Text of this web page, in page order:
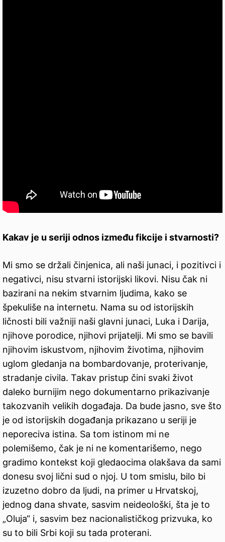
Kakav je u seriji odnos između fikcije i stvarnosti?
Mi smo se držali činjenica, ali naši junaci, i pozitivci i
negativci, nisu stvarni istorijski likovi. Nisu čak ni
bazirani na nekim stvarnim ljudima, kako se
špekuliše na internetu. Nama su od istorijskih
ličnosti bili važniji naši glavni junaci, Luka i Darija,
njihove porodice, njihovi prijatelji. Mi smo se bavili
njihovim iskustvom, njihovim životima, njihovim
uglom gledanja na bombardovanje, proterivanje,
stradanje civila. Takav pristup čini svaki život
daleko burnijim nego dokumentarno prikazivanje
takozvanih velikih događaja. Da bude jasno, sve što
je od istorijskih događanja prikazano u seriji je
neporeciva istina. Sa tom istinom mi ne
polemišemo, čak je ni ne komentarišemo, nego
gradimo kontekst koji gledaocima olakšava da sami
donesu svoj lični sud o njoj. U tom smislu, bilo bi
izuzetno dobro da ljudi, na primer u Hrvatskoj,
jednog dana shvate, sasvim neideološki, šta je to
„Oluja“ i, sasvim bez nacionalističkog prizvuka, ko
su to bili Srbi koji su tada proterani.